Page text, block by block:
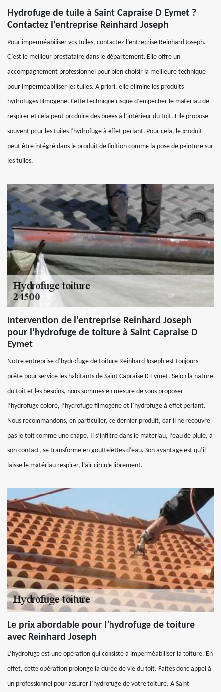
Hydrofuge de tuile à Saint Capraise D Eymet ?
Contactez l’entreprise Reinhard Joseph
Pour imperméabiliser vos tuiles, contactez l’entreprise Reinhard Joseph.
C’est le meilleur prestataire dans le département. Elle offre un
accompagnement professionnel pour bien choisir la meilleure technique
pour imperméabiliser les tuiles. A priori, elle élimine les produits
hydrofuges filmogène. Cette technique risque d’empêcher le matériau de
respirer et cela peut produire des buées à l’intérieur du toit. Elle propose
souvent pour les tuiles l’hydrofuge à effet perlant. Pour cela, le produit
peut être intégré dans le produit de finition comme la pose de peinture sur
les tuiles.
Intervention de l’entreprise Reinhard Joseph
pour l’hydrofuge de toiture à Saint Capraise D
Eymet
Notre entreprise d’hydrofuge de toiture Reinhard Joseph est toujours
prête pour service les habitants de Saint Capraise D Eymet. Selon la nature
du toit et les besoins, nous sommes en mesure de vous proposer
l’hydrofuge coloré, l’hydrofuge filmogène et l’hydrofuge à effet perlant.
Nous recommandons, en particulier, ce dernier produit, car il ne recouvre
pas le toit comme une chape. Il s’infiltre dans le matériau, l’eau de pluie, à
son contact, se transforme en gouttelettes d’eau. Son avantage est qu’il
laisse le matériau respirer, l’air circule librement.
Le prix abordable pour l’hydrofuge de toiture
avec Reinhard Joseph
L’hydrofuge est une opération qui consiste à imperméabiliser la toiture. En
effet, cette opération prolonge la durée de vie du toit. Faites donc appel à
un professionnel pour assurer l’hydrofuge de votre toiture. A Saint